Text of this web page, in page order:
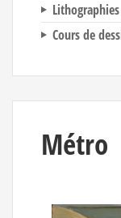
Lithographies
Cours de
Métro